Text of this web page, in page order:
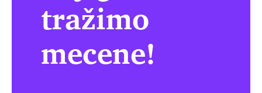
tražimo
mecene!